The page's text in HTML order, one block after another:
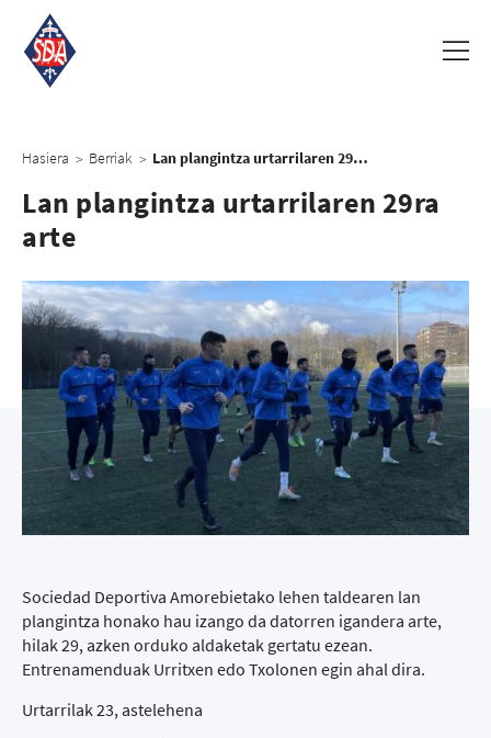
Hasiera > Berriak > Lan plangintza urtarrilaren 29ra arte
Lan plangintza urtarrilaren 29ra
arte
Sociedad Deportiva Amorebietako lehen taldearen lan
plangintza honako hau izango da datorren igandera arte,
hilak 29, azken orduko aldaketak gertatu ezean.
Entrenamenduak Urritxen edo Txolonen egin ahal dira.
Urtarrilak 23, astelehena